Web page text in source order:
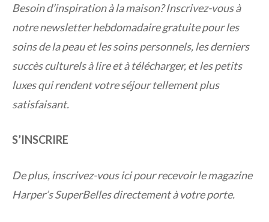
Besoin d’inspiration à la maison? Inscrivez-vous à
notre newsletter hebdomadaire gratuite pour les
soins de la peau et les soins personnels, les derniers
succès culturels à lire et à télécharger, et les petits
luxes qui rendent votre séjour tellement plus
satisfaisant.
S’INSCRIRE
De plus, inscrivez-vous ici pour recevoir le magazine
Harper’s SuperBelles directement à votre porte.